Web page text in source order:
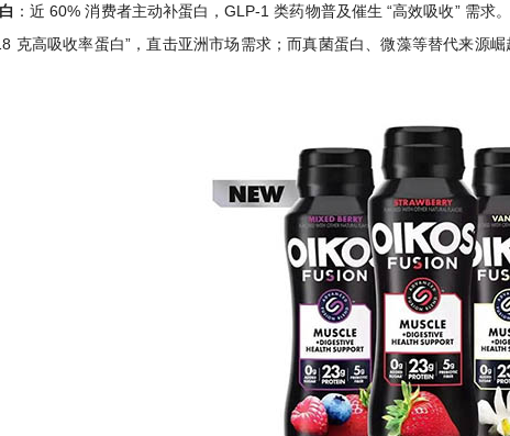
：近 60% 消费者主动补蛋白，GLP-1 类药物普及催生 “高效吸收” 需
克高吸收率蛋白”，直击亚洲市场需求；而真菌蛋白、微藻等替代来源